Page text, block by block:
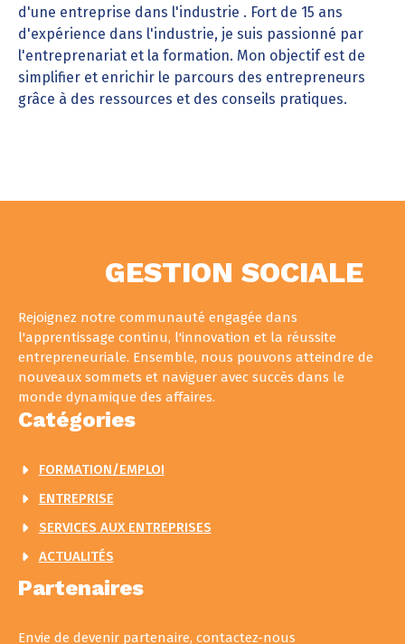
d'une entreprise dans l'industrie . Fort de 15 ans
d'expérience dans l'industrie, je suis passionné par
l'entreprenariat et la formation. Mon objectif est de
simplifier et enrichir le parcours des entrepreneurs
grâce à des ressources et des conseils pratiques.
GESTION SOCIALE
Rejoignez notre communauté engagée dans
l'apprentissage continu, l'innovation et la réussite
entrepreneuriale. Ensemble, nous pouvons atteindre de
nouveaux sommets et naviguer avec succès dans le
monde dynamique des affaires.
Catégories
FORMATION/EMPLOI
ENTREPRISE
SERVICES AUX ENTREPRISES
ACTUALITÉS
Partenaires
Envie de devenir partenaire, contactez-nous